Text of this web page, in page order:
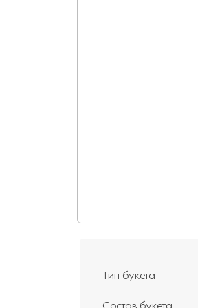
Тип букета
Состав букета